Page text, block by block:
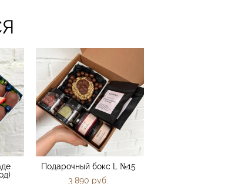
Подарочный бокс L №15
3 890 pуб.